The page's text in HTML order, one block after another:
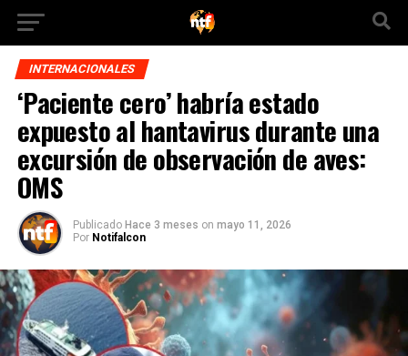
INTERNACIONALES
‘Paciente cero’ habría estado
expuesto al hantavirus durante una
excursión de observación de aves:
OMS
Publicado Hace 3 meses on mayo 11, 2026
Por Notifalcon